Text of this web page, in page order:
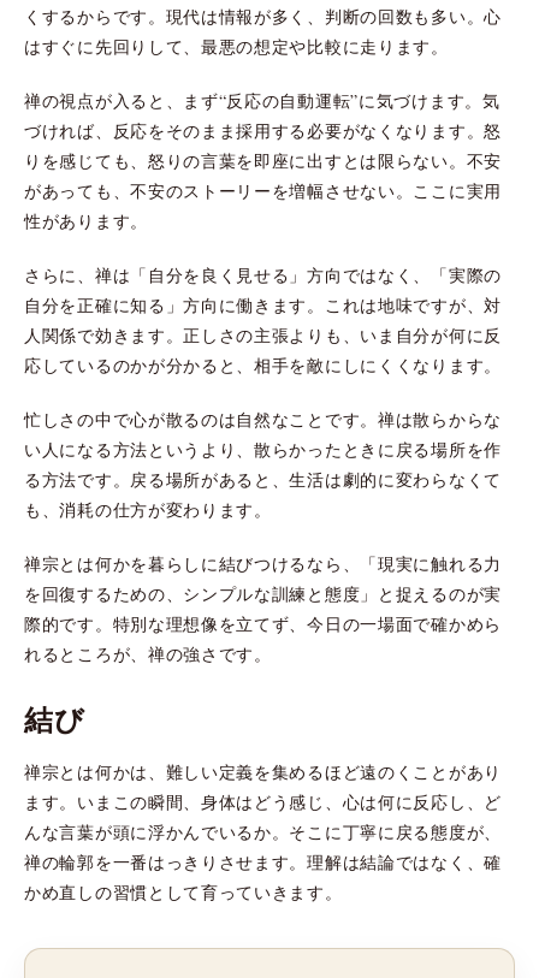
くするからです。現代は情報が多く、判断の回数も多い。心
はすぐに先回りして、最悪の想定や比較に走ります。
禅の視点が入ると、まず“反応の自動運転”に気づけます。気
づければ、反応をそのまま採用する必要がなくなります。怒
りを感じても、怒りの言葉を即座に出すとは限らない。不安
があっても、不安のストーリーを増幅させない。ここに実用
性があります。
さらに、禅は「自分を良く見せる」方向ではなく、「実際の
自分を正確に知る」方向に働きます。これは地味ですが、対
人関係で効きます。正しさの主張よりも、いま自分が何に反
応しているのかが分かると、相手を敵にしにくくなります。
忙しさの中で心が散るのは自然なことです。禅は散らからな
い人になる方法というより、散らかったときに戻る場所を作
る方法です。戻る場所があると、生活は劇的に変わらなくて
も、消耗の仕方が変わります。
禅宗とは何かを暮らしに結びつけるなら、「現実に触れる力
を回復するための、シンプルな訓練と態度」と捉えるのが実
際的です。特別な理想像を立てず、今日の一場面で確かめら
れるところが、禅の強さです。
結び
禅宗とは何かは、難しい定義を集めるほど遠のくことがあり
ます。いまこの瞬間、身体はどう感じ、心は何に反応し、ど
んな言葉が頭に浮かんでいるか。そこに丁寧に戻る態度が、
禅の輪郭を一番はっきりさせます。理解は結論ではなく、確
かめ直しの習慣として育っていきます。